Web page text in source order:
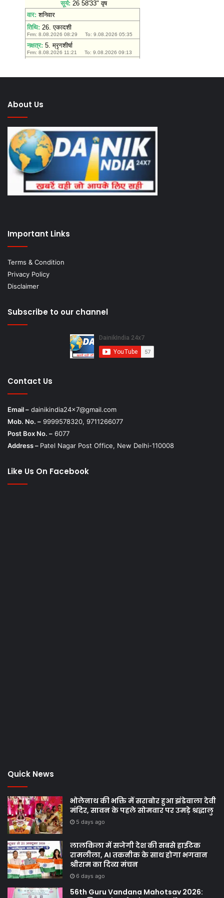
About Us
Important Links
Terms & Condition
Privacy Policy
Disclaimer
Subscribe to our channel
Contact Us
Email – dainikindia24x7@gmail.com
Mob. No. – 9999578320, 9711266077
Post Box No. – 6077
Address – Patel Nagar Post Office, New Delhi-110008
Like Us On Facebook
Quick News
भोलेनाथ की भक्ति में सराबोर हुआ झंडेवाला देवी
मंदिर, सावन के पहले सोमवार पर उमड़े श्रद्धालु
5 days ago
लालकिला में सजेगी देश की सबसे हाईटेक
रामलीला, AI तकनीक के साथ होगा भगवान
श्रीराम का दिव्य मंचन
6 days ago
56th Guru Vandana Mahotsav 2026: